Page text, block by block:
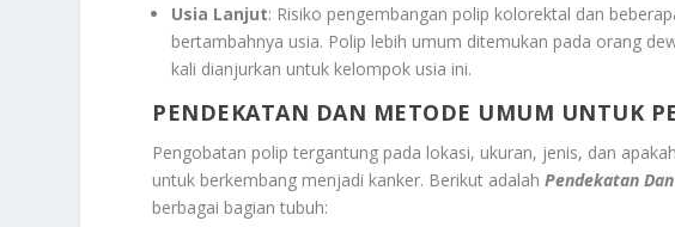
Usia Lanjut: Risiko pengembangan polip kolorektal dan
bertambahnya usia. Polip lebih umum ditemukan pada orang
kali dianjurkan untuk kelompok usia ini.
PENDEKATAN DAN METODE UMUM UNTUK
Pengobatan polip tergantung pada lokasi, ukuran, jenis, dan
untuk berkembang menjadi kanker. Berikut adalahPendekatan
berbagai bagian tubuh: